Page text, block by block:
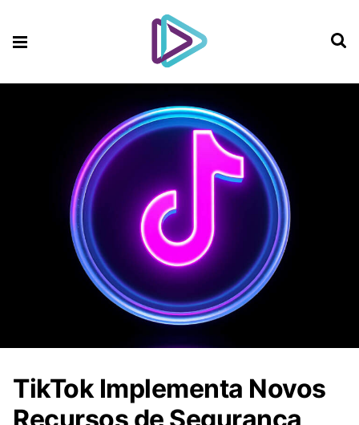
TikTok Implementa Novos